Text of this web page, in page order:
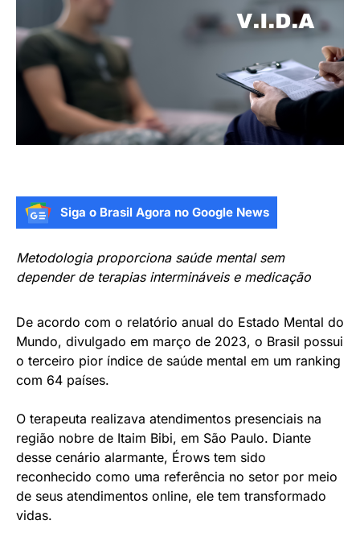
Siga o Brasil Agora no Google News
Metodologia proporciona saúde mental sem
depender de terapias intermináveis e medicação
De acordo com o relatório anual do Estado Mental do
Mundo, divulgado em março de 2023, o Brasil possui
o terceiro pior índice de saúde mental em um ranking
com 64 países.
O terapeuta realizava atendimentos presenciais na
região nobre de Itaim Bibi, em São Paulo. Diante
desse cenário alarmante, Érows tem sido
reconhecido como uma referência no setor por meio
de seus atendimentos online, ele tem transformado
vidas.